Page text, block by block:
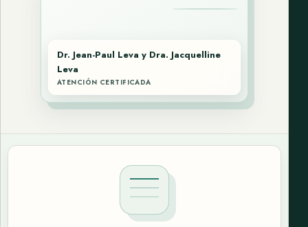
Dr. Jean-Paul Leva y Dra. Jacquelline
Leva
ATENCIÓN CERTIFICADA